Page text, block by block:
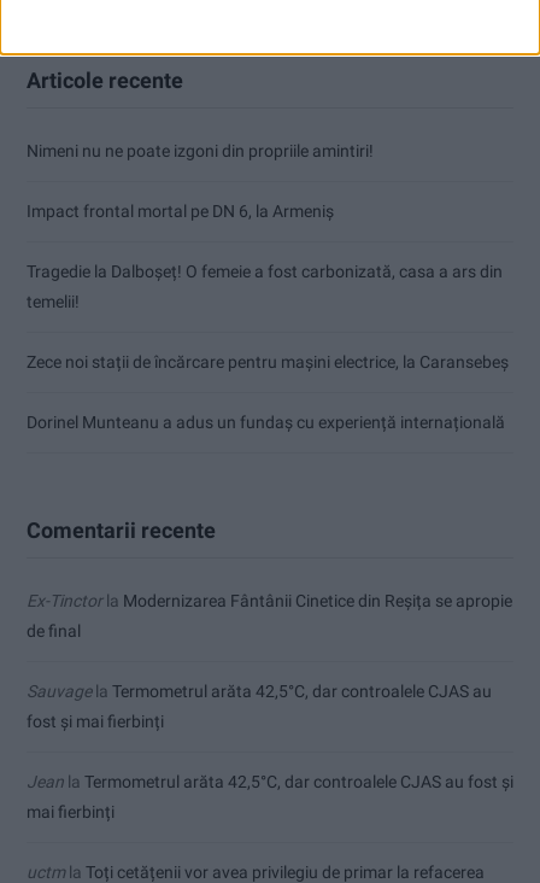
Articole recente
Nimeni nu ne poate izgoni din propriile amintiri!
Impact frontal mortal pe DN 6, la Armeniș
Tragedie la Dalboşeț! O femeie a fost carbonizată, casa a ars din
temelii!
Zece noi stații de încărcare pentru mașini electrice, la Caransebeș
Dorinel Munteanu a adus un fundaș cu experiență internațională
Comentarii recente
Ex-Tinctorla Modernizarea Fântânii Cinetice din Reșița se apropie
de final
Sauvagela Termometrul arăta 42,5°C, dar controalele CJAS au
fost și mai fierbinți
Jean la Termometrul arăta 42,5°C, dar controalele CJAS au fost și
mai fierbinți
uctmla Toți cetățenii vor avea privilegiu de primar la refacerea